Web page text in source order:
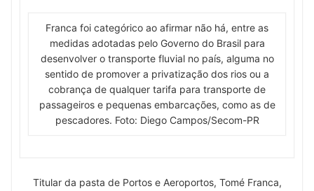
Franca foi categórico ao afirmar não há, entre as
medidas adotadas pelo Governo do Brasil para
desenvolver o transporte fluvial no país, alguma no
sentido de promover a privatização dos rios ou a
cobrança de qualquer tarifa para transporte de
passageiros e pequenas embarcações, como as de
pescadores. Foto: Diego Campos/Secom-PR
Titular da pasta de Portos e Aeroportos, Tomé Franca,